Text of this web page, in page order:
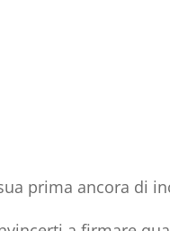
prima ancora di